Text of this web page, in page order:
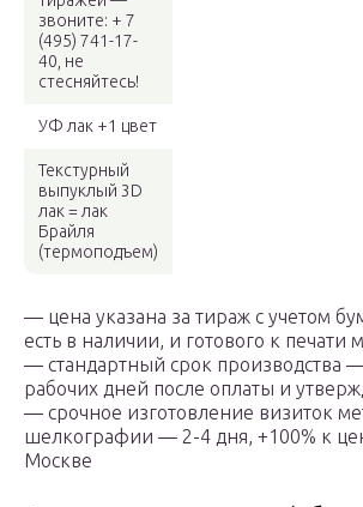
звоните: + 7
(495) 741-17-
40, не
стесняйтесь!
УФ лак +1 цвет
Текстурный
выпуклый 3D
лак = лак
Брайля
(термоподъем)
— цена указана за тираж с учетом
есть в наличии, и готового к печати
— стандартный срок производства
рабочих дней после оплаты и
— срочное изготовление визиток
шелкографии — 2-4 дня, +100% к
Москве